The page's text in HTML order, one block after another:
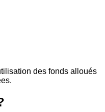
des fonds alloués